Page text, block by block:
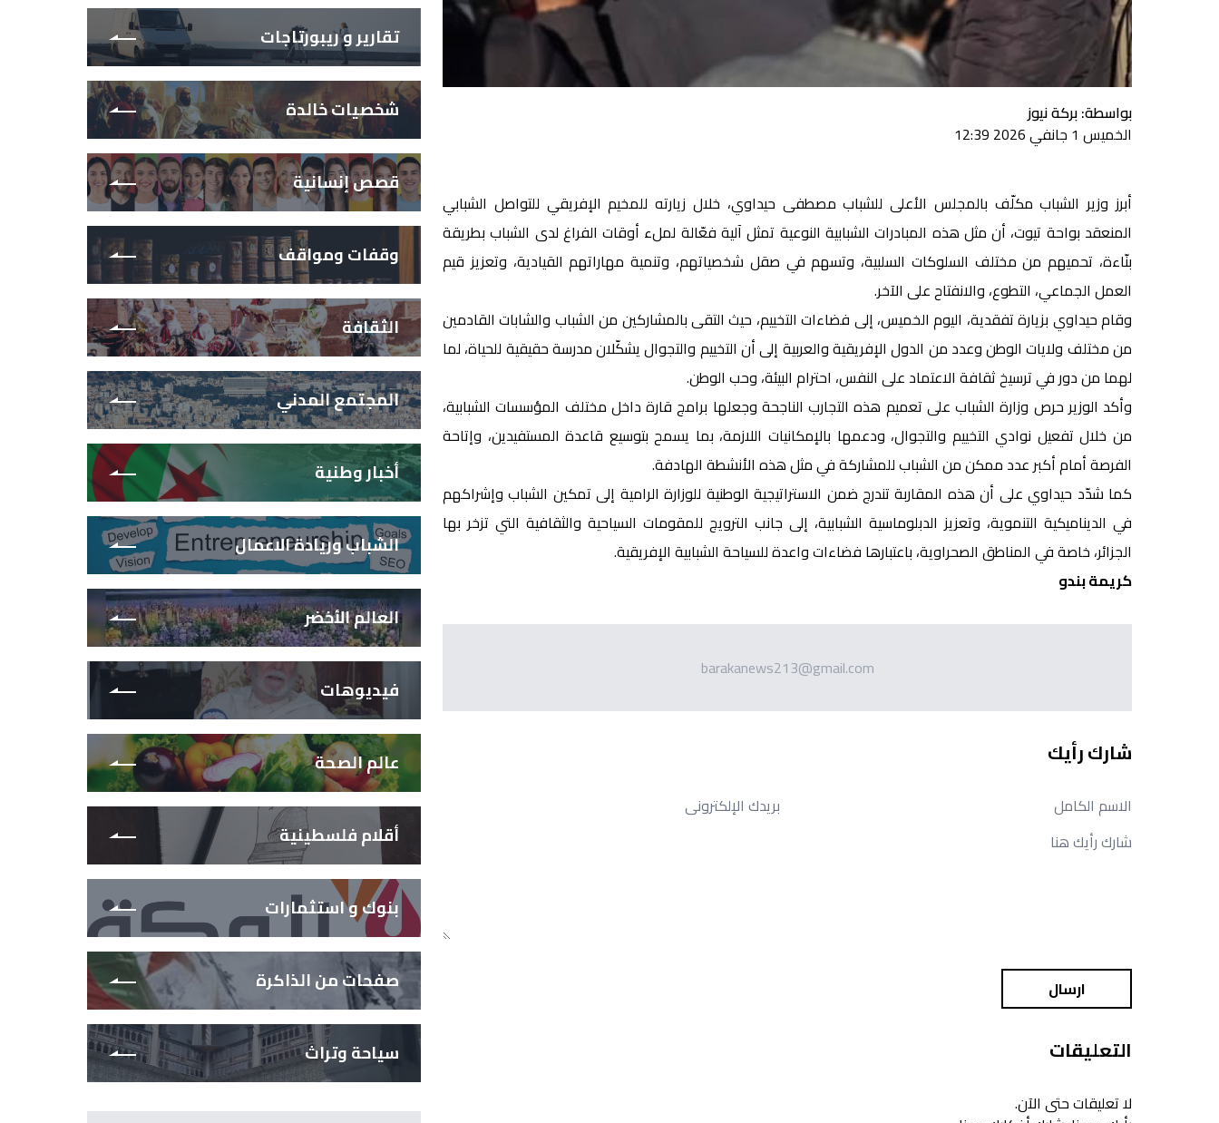
بواسطة: بركة نيوز
الخميس 1 جانفي 2026 12:39
أبرز وزير الشباب مكلّف بالمجلس الأعلى للشباب مصطفى حيداوي، خلال زيارته للمخيم الإفريقي للتواصل الشبابي
المنعقد بواحة تيوت، أن مثل هذه المبادرات الشبابية النوعية تمثل آلية فعّالة لملء أوقات الفراغ لدى الشباب بطريقة
بنّاءة، تحميهم من مختلف السلوكات السلبية، وتسهم في صقل شخصياتهم، وتنمية مهاراتهم القيادية، وتعزيز قيم
العمل الجماعي، التطوع، والانفتاح على الآخر.
وقام حيداوي بزيارة تفقدية، اليوم الخميس، إلى فضاءات التخييم، حيث التقى بالمشاركين من الشباب والشابات القادمين
من مختلف ولايات الوطن وعدد من الدول الإفريقية والعربية إلى أن التخييم والتجوال يشكّلان مدرسة حقيقية للحياة، لما
لهما من دور في ترسيخ ثقافة الاعتماد على النفس، احترام البيئة، وحب الوطن.
وأكد الوزير حرص وزارة الشباب على تعميم هذه التجارب الناجحة وجعلها برامج قارة داخل مختلف المؤسسات الشبابية،
من خلال تفعيل نوادي التخييم والتجوال، ودعمها بالإمكانيات اللازمة، بما يسمح بتوسيع قاعدة المستفيدين، وإتاحة
الفرصة أمام أكبر عدد ممكن من الشباب للمشاركة في مثل هذه الأنشطة الهادفة.
كما شدّد حيداوي على أن هذه المقاربة تندرج ضمن الاستراتيجية الوطنية للوزارة الرامية إلى تمكين الشباب وإشراكهم
في الديناميكية التنموية، وتعزيز الدبلوماسية الشبابية، إلى جانب الترويج للمقومات السياحية والثقافية التي تزخر بها
الجزائر، خاصة في المناطق الصحراوية، باعتبارها فضاءات واعدة للسياحة الشبابية الإفريقية.
كريمة بندو
barakanews213@gmail.com
شارك رأيك
ارسال
التعليقات
لا تعليقات حتى الآن.
تقارير و ريبورتاجات
شخصيات خالدة
قصص إنسانية
وقفات ومواقف
الثقافة
المجتمع المدني
أخبار وطنية
الشباب وريادة الاعمال
العالم الأخضر
فيديوهات
عالم الصحة
أقلام فلسطينية
بنوك و استثمارات
صفحات من الذاكرة
سياحة وتراث